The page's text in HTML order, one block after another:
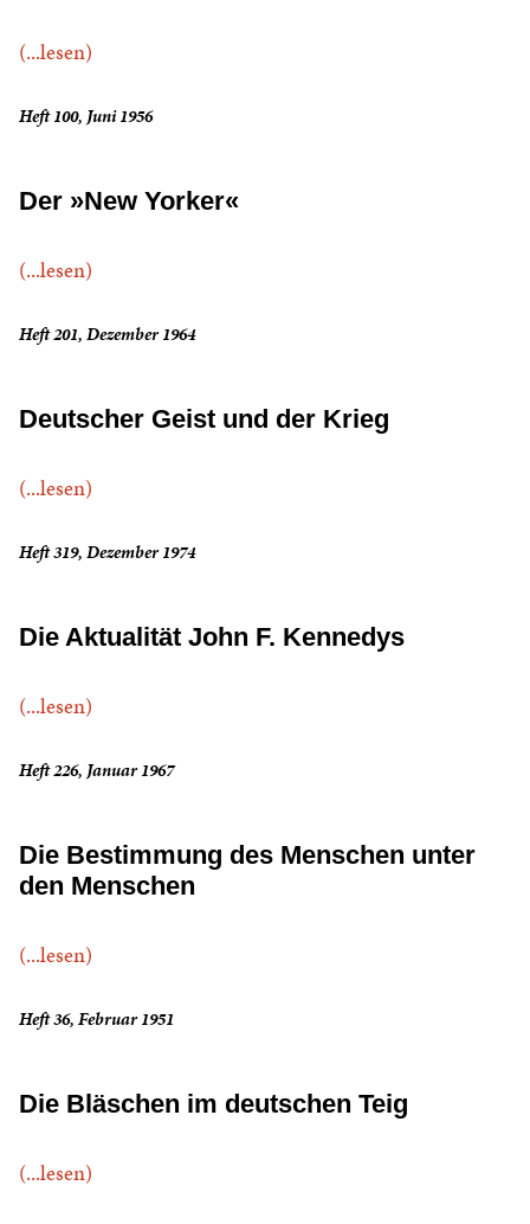
(...lesen)
Heft 100, Juni 1956
Der »New Yorker«
(...lesen)
Heft 201, Dezember 1964
Deutscher Geist und der Krieg
(...lesen)
Heft 319, Dezember 1974
Die Aktualität John F. Kennedys
(...lesen)
Heft 226, Januar 1967
Die Bestimmung des Menschen unter
den Menschen
(...lesen)
Heft 36, Februar 1951
Die Bläschen im deutschen Teig
(...lesen)